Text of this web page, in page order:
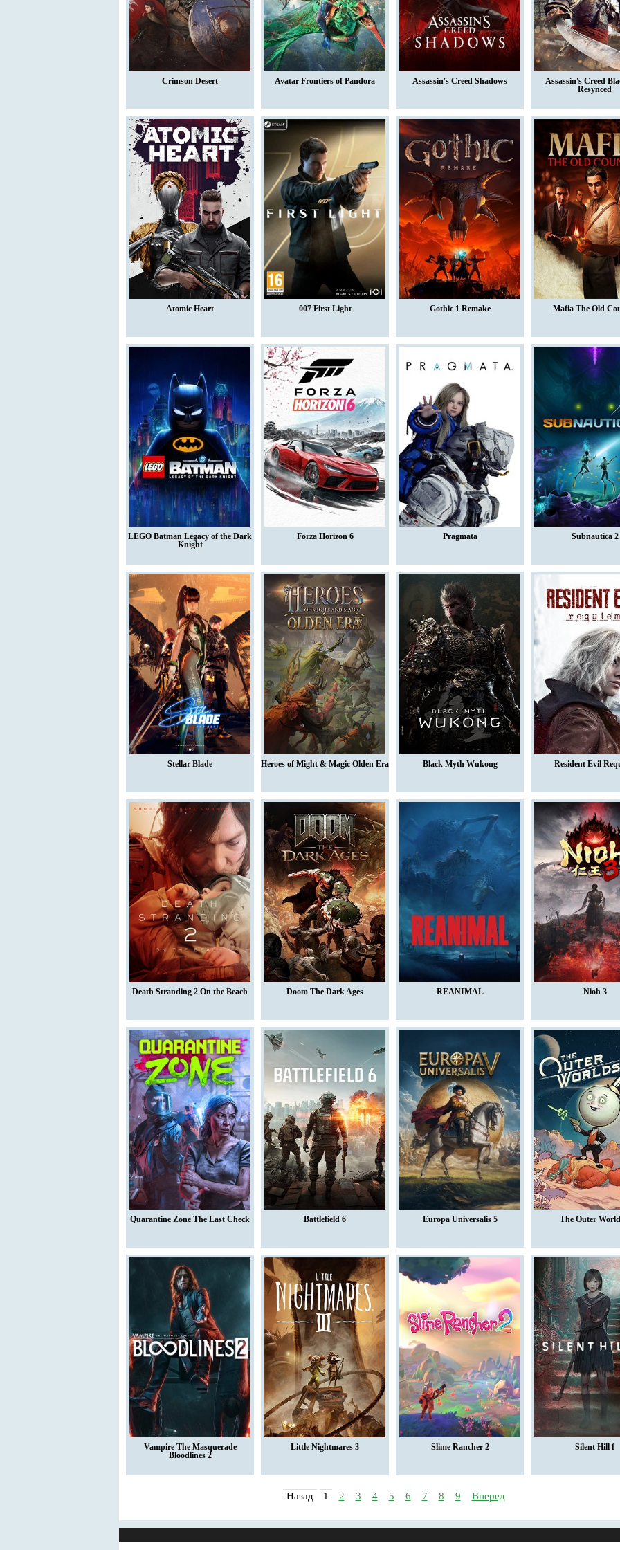
Crimson Desert Avatar Frontiers of Pandora Assassin's Creed Shadows
Assassin's Creed
Resynced
Atomic Heart 007 First Light Gothic 1 Remake Mafia The Old
LEGO Batman Legacy of the Dark
Knight
Forza Horizon 6 Pragmata Subnautica 2
Stellar Blade Heroes of Might & Magic Olden Era Black Myth Wukong Resident Evil
Death Stranding 2 On the Beach Doom The Dark Ages REANIMAL Nioh 3
Quarantine Zone The Last Check Battlefield 6 Europa Universalis 5 The Outer
Vampire The Masquerade
Bloodlines 2
Little Nightmares 3 Slime Rancher 2 Silent Hill f
Назад 1 2 3 4 5 6 7 8 9 Вперед